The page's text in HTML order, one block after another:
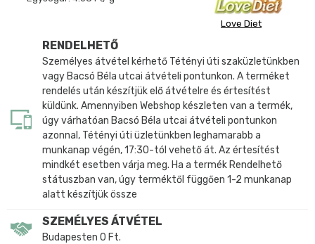
Love Diet
RENDELHETŐ
Személyes átvétel kérhető Tétényi úti szaküzletünkben
vagy Bacsó Béla utcai átvételi pontunkon. A terméket
rendelés után készítjük elő átvételre és értesítést
küldünk. Amennyiben Webshop készleten van a termék,
úgy várhatóan Bacsó Béla utcai átvételi pontunkon
azonnal, Tétényi úti üzletünkben leghamarabb a
munkanap végén, 17:30-tól vehető át. Az értesítést
mindkét esetben várja meg. Ha a termék Rendelhető
státuszban van, úgy terméktől függően 1-2 munkanap
alatt készítjük össze
SZEMÉLYES ÁTVÉTEL
Budapesten 0 Ft.